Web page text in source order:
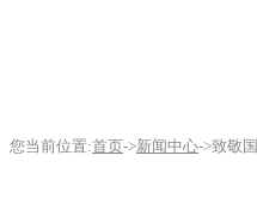
您当前位置:首页->新闻中心->致敬